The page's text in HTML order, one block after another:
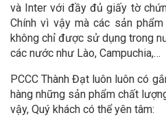
và Inter với đầy đủ giấy tờ
Chính vì vậy mà các sản
không chỉ được sử dụng trong
các nước như Lào, Campuchia,…
PCCC Thành Đạt luôn luôn có
hàng những sản phẩm chất
vậy, Quý khách có thể yên tâm: